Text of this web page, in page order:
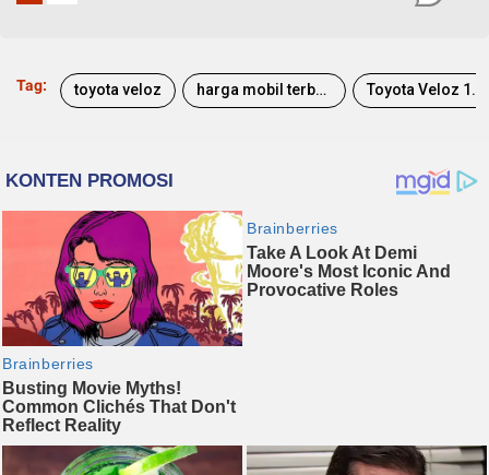
Tag: toyota veloz harga mobil terbaru Toyota Veloz 1.5